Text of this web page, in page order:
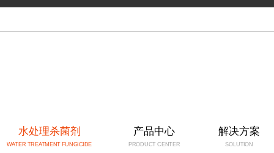
水处理杀菌剂
WATER TREATMENT FUNGICIDE
产品中心
PRODUCT CENTER
解决方案
SOLUTION